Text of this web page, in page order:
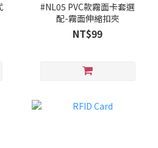
#NL05 PVC款霧面卡套選
配-霧面伸縮扣夾
NT$99